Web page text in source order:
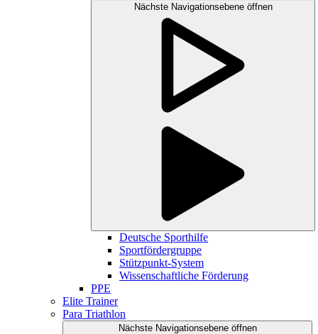
Nächste Navigationsebene öffnen
Deutsche Sporthilfe
Sportfördergruppe
Stützpunkt-System
Wissenschaftliche Förderung
PPE
Elite Trainer
Para Triathlon
Nächste Navigationsebene öffnen